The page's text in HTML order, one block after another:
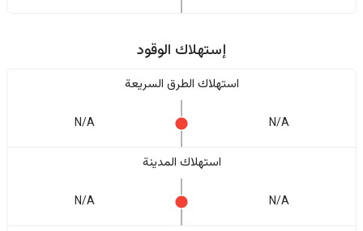
إستهلاك الوقود
استهلاك الطرق السريعة
N/A
N/A
استهلاك المدينة
N/A
N/A